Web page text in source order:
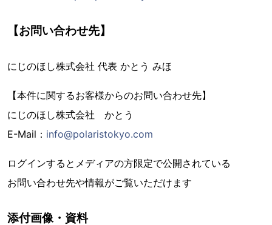
【お問い合わせ先】
にじのほし株式会社 代表 かとう みほ
【本件に関するお客様からのお問い合わせ先】
にじのほし株式会社 かとう
E-Mail： info@polaristokyo.com
ログインするとメディアの方限定で公開されている
お問い合わせ先や情報がご覧いただけます
添付画像・資料